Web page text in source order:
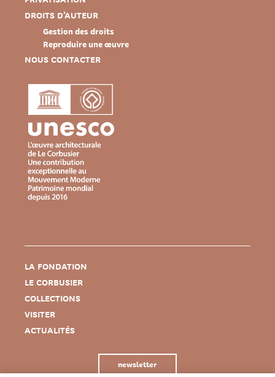
DROITS D’AUTEUR
Gestion des droits
Reproduire une œuvre
NOUS CONTACTER
LA FONDATION
LE CORBUSIER
COLLECTIONS
VISITER
ACTUALITÉS
newsletter